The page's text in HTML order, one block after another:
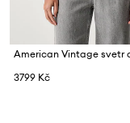
3799 Kč